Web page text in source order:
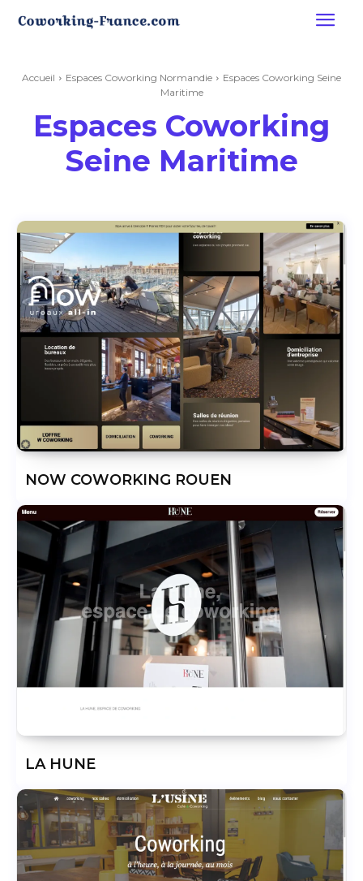
Accueil Espaces Coworking Normandie
Espaces Coworking Seine
Maritime
Espaces Coworking
Seine Maritime
NOW COWORKING ROUEN
LA HUNE